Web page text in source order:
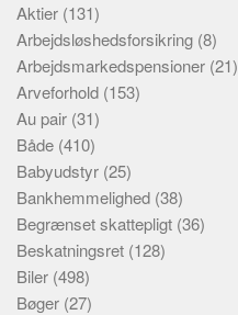
Aktier (131)
Arbejdsløshedsforsikring (8)
Arbejdsmarkedspensioner (21)
Arveforhold (153)
Au pair (31)
Både (410)
Babyudstyr (25)
Bankhemmelighed (38)
Begrænset skattepligt (36)
Beskatningsret (128)
Biler (498)
Bøger (27)